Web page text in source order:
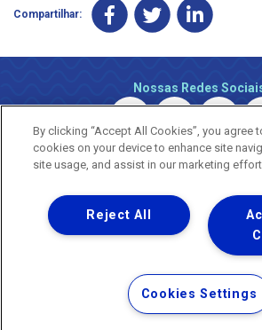
Compartilhar:
Nossas Redes
Uma empresa
Copyright ® 2026 - Todos os
Nossa natureza movimenta a
Termos Gerais de Uso de Sites e
Política de Privacidade e
By clicking “Accept All Cookies”, you agree
cookies on your device to enhance site
site usage, and assist in our marketing
Reject All
Cookies Settings